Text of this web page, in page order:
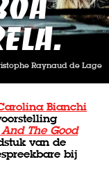
Raynaud de Lage
Bianchi
The Good
van de
bij